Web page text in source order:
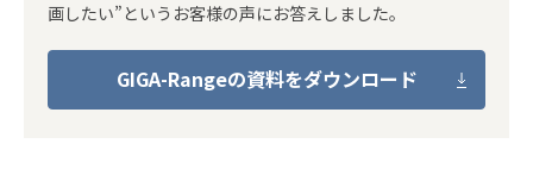
画したい”というお客様の声にお答えしました。
GIGA-Rangeの資料をダウンロード